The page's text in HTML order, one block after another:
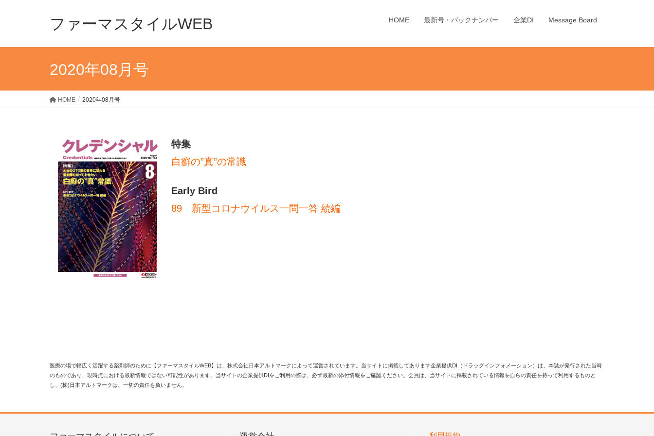
ファーマスタイルWEB HOME 最新号・バックナンバー 企業DI Message Board
2020年08月号
HOME 2020年08月号
特集
白癬の”真”の常識
Early Bird
89 新型コロナウイルス一問一答 続編
医療の場で幅広く活躍する薬剤師のために【ファーマスタイルWEB】は、株式会社日本アルトマークによって運営されています。当サイトに掲載してあります企業提供DI（ドラッグインフォメーション）は、本誌が発行された当時
のものであり、現時点における最新情報ではない可能性があります。当サイトの企業提供DIをご利用の際は、必ず最新の添付情報をご確認ください。会員は、当サイトに掲載されている情報を自らの責任を持って利用するものと
し、(株)日本アルトマークは、一切の責任を負いません。